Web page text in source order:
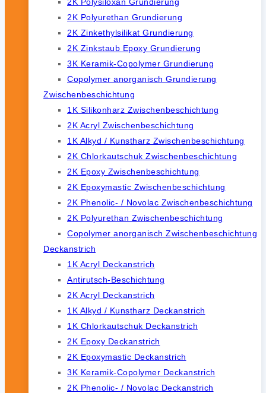
2K Polyurethan Grundierung
2K Zinkethylsilikat Grundierung
2K Zinkstaub Epoxy Grundierung
3K Keramik-Copolymer Grundierung
Copolymer anorganisch Grundierung
Zwischenbeschichtung
1K Silikonharz Zwischenbeschichtung
2K Acryl Zwischenbeschichtung
1K Alkyd / Kunstharz Zwischenbeschichtung
2K Chlorkautschuk Zwischenbeschichtung
2K Epoxy Zwischenbeschichtung
2K Epoxymastic Zwischenbeschichtung
2K Phenolic- / Novolac Zwischenbeschichtung
2K Polyurethan Zwischenbeschichtung
Copolymer anorganisch Zwischenbeschichtung
Deckanstrich
1K Acryl Deckanstrich
Antirutsch-Beschichtung
2K Acryl Deckanstrich
1K Alkyd / Kunstharz Deckanstrich
1K Chlorkautschuk Deckanstrich
2K Epoxy Deckanstrich
2K Epoxymastic Deckanstrich
3K Keramik-Copolymer Deckanstrich
2K Phenolic- / Novolac Deckanstrich